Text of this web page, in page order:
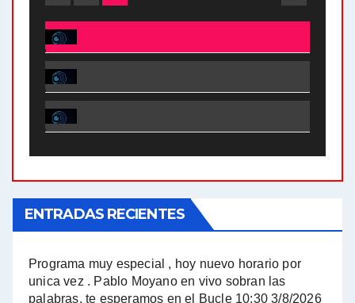
El Bucle News en Radio Gráfica. Bloque 2 . 28.04.24 - Jorge Gres
El Bucle News en Radio Gráfica. Bloque 1 . 28.04.24 - Jorge Gres
El Bucle News en Radio Gráfica. Bloque 2 . 21.04.24 - Jorge Gres
A mayor poder al empresariado le cuesta encontrar resistencia - Jose Urtubey con Jorge Gres
ENTRADAS RECIENTES
Programa muy especial , hoy nuevo horario por
unica vez . Pablo Moyano en vivo sobran las
palabras, te esperamos en el Bucle 10:30 3/8/2026